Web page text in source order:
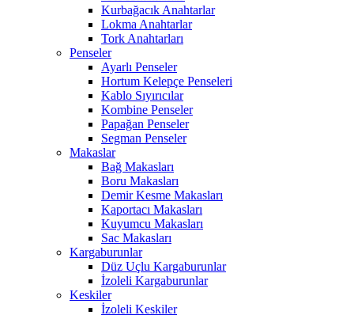
Kurbağacık Anahtarlar
Lokma Anahtarlar
Tork Anahtarları
Penseler
Ayarlı Penseler
Hortum Kelepçe Penseleri
Kablo Sıyırıcılar
Kombine Penseler
Papağan Penseler
Segman Penseler
Makaslar
Bağ Makasları
Boru Makasları
Demir Kesme Makasları
Kaportacı Makasları
Kuyumcu Makasları
Sac Makasları
Kargaburunlar
Düz Uçlu Kargaburunlar
İzoleli Kargaburunlar
Keskiler
İzoleli Keskiler